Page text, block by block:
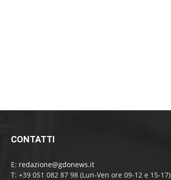
CONTATTI
E: redazione@gdonews.it
T: +39 051 082 87 98 (Lun-Ven ore 09-12 e 15-17)